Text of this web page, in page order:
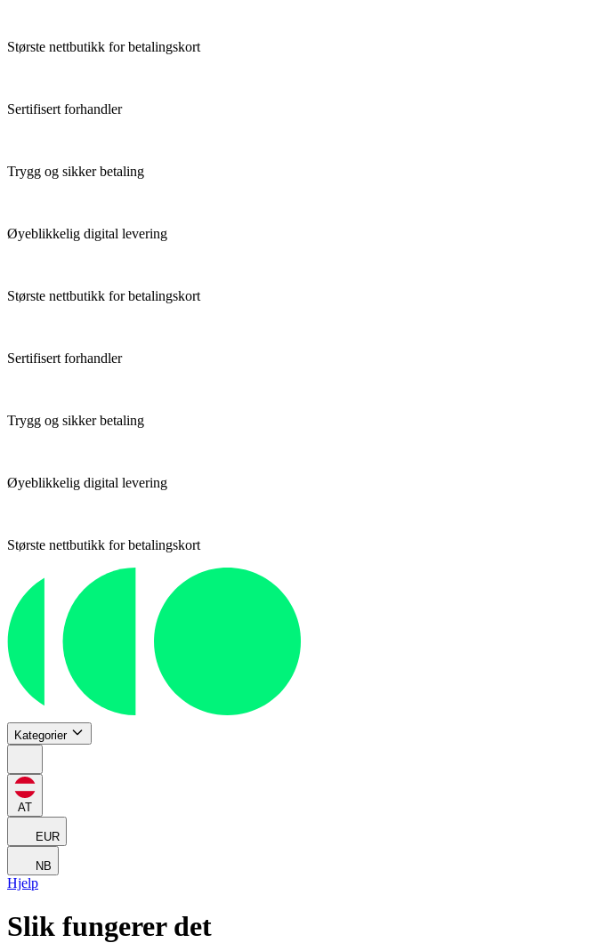
Største nettbutikk for betalingskort
Sertifisert forhandler
Trygg og sikker betaling
Øyeblikkelig digital levering
Største nettbutikk for betalingskort
Sertifisert forhandler
Trygg og sikker betaling
Øyeblikkelig digital levering
Største nettbutikk for betalingskort
Kategorier
AT
EUR
NB
Hjelp
Slik fungerer det